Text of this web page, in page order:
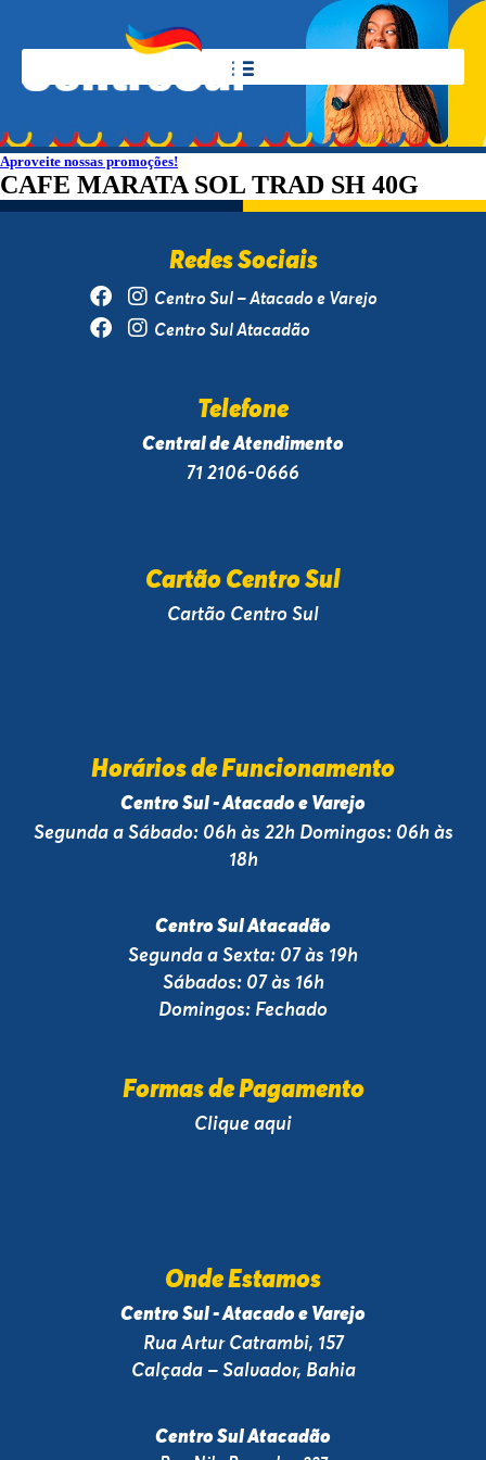
Aproveite nossas promoções!
CAFE MARATA SOL TRAD SH 40G
Redes Sociais
Centro Sul – Atacado e Varejo
Centro Sul Atacadão
Telefone
Central de Atendimento
71 2106-0666
Cartão Centro Sul
Cartão Centro Sul
Horários de Funcionamento
Centro Sul - Atacado e Varejo
Segunda a Sábado: 06h às 22h Domingos: 06h às
18h
Centro Sul Atacadão
Segunda a Sexta: 07 às 19h
Sábados: 07 às 16h
Domingos: Fechado
Formas de Pagamento
Clique aqui
Onde Estamos
Centro Sul - Atacado e Varejo
Rua Artur Catrambi, 157
Calçada – Salvador, Bahia
Centro Sul Atacadão